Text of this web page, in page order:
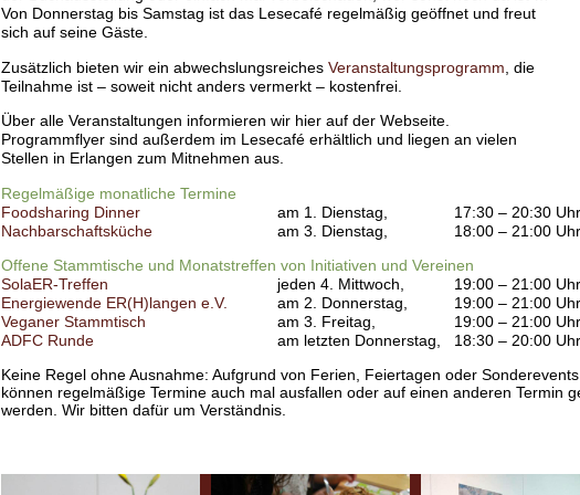
Von Donnerstag bis Samstag ist das Lesecafé regelmäßig geöffnet und freut
sich auf seine Gäste.
Zusätzlich bieten wir ein abwechslungsreiches Veranstaltungsprogramm , die
Teilnahme ist – soweit nicht anders vermerkt – kostenfrei.
Über alle Veranstaltungen informieren wir hier auf der Webseite.
Programmflyer sind außerdem im Lesecafé erhältlich und liegen an vielen
Stellen in Erlangen zum Mitnehmen aus.
Regelmäßige monatliche Termine
Foodsharing Dinner
am 1. Dienstag,
17:30 – 20:30 Uhr
Nachbarschaftsküche
am 3. Dienstag,
18:00 – 21:00 Uhr
Offene Stammtische und Monatstreffen von Initiativen und Vereinen
SolaER-Treffen
jeden 4. Mittwoch,
19:00 – 21:00 Uhr
Energiewende ER(H)langen e.V.
am 2. Donnerstag,
19:00 – 21:00 Uhr
Veganer Stammtisch
am 3. Freitag,
19:00 – 21:00 Uhr
ADFC Runde
am letzten Donnerstag,
18:30 – 20:00 Uhr
Keine Regel ohne Ausnahme: Aufgrund von Ferien, Feiertagen oder Sonderevents
können regelmäßige Termine auch mal ausfallen oder auf einen anderen Termin
werden. Wir bitten dafür um Verständnis.